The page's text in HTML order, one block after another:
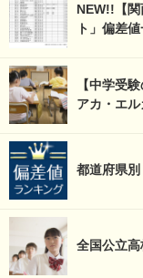
NEW!!【
ト」偏差
【中学受
アカ・エ
都道府県
全国公立高